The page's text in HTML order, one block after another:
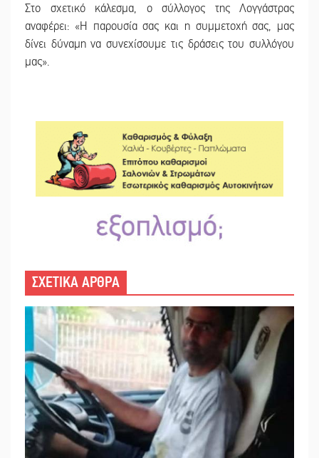
Στο σχετικό κάλεσμα, ο σύλλογος της Λογγάστρας
αναφέρει: «Η παρουσία σας και η συμμετοχή σας, μας
δίνει δύναμη να συνεχίσουμε τις δράσεις του συλλόγου
μας».
ΣΧΕΤΙΚΑ ΑΡΘΡΑ